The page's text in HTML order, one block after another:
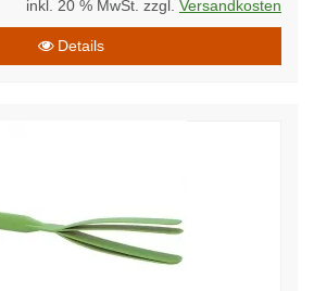
inkl. 20 % MwSt. zzgl. Versandkosten
Details